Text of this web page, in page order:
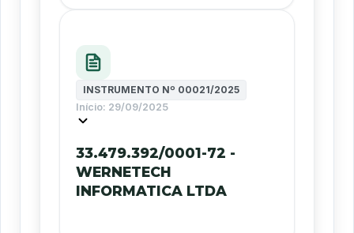
INSTRUMENTO Nº 00021/2025
Início: 29/09/2025
33.479.392/0001-72 -
WERNETECH
INFORMATICA LTDA